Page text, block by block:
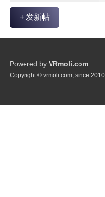
+ 发新帖
Powered by VRmoli.com
Copyright © vrmoli.com, since 2010.